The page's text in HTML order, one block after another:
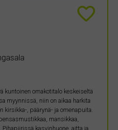
kuntoinen omakotitalo keskeiseltä
myynnissä, niin on aikaa harkita
kirsikka-, päärynä- ja omenapuita.
mansikkaa,
kasvinhuone, aitta ja